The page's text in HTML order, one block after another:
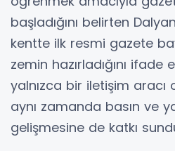
başladığını belirten
kentte ilk resmi gazete
zemin hazırladığını
yalnızca bir iletişim aracı
aynı zamanda basın ve
gelişmesine de katkı